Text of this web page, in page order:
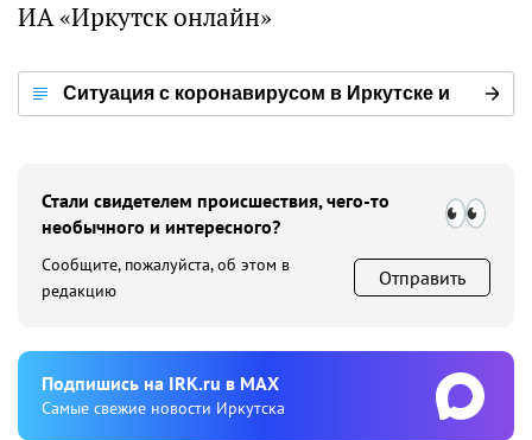
ИА «Иркутск онлайн»
Ситуация с коронавирусом в Иркутске и
Стали свидетелем происшествия, чего-то
необычного и интересного?
Сообщите, пожалуйста, об этом в
редакцию
Отправить
Подпишиcь на IRK.ru в MAX
Cамые свежие новости Иркутска